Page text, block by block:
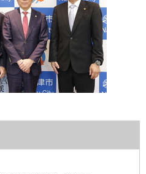
組織案内
外国人の方向け情報
計画・施策
グルメ・食べる
四季のイベント・祭り
市役所の紹介
広報・広聴